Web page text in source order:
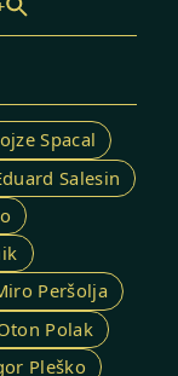
Odpri iskalnik
Spacal
Salesin
Peršolja
Polak
Pleško